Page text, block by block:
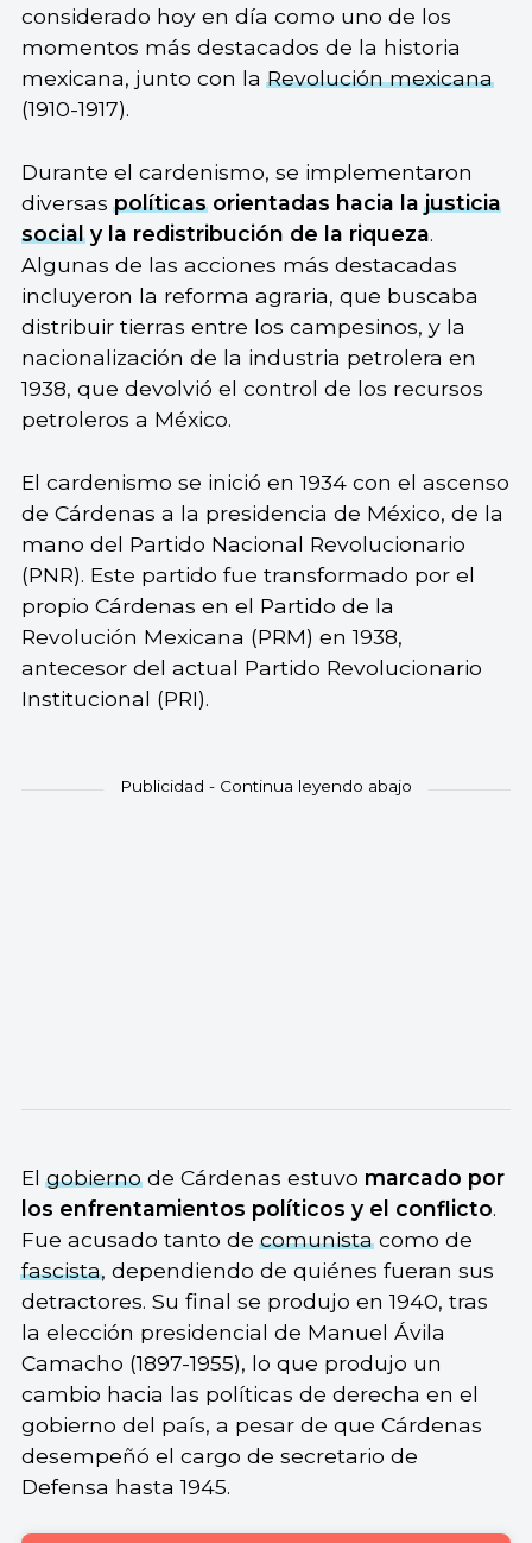
considerado hoy en día como uno de los
momentos más destacados de la historia
mexicana, junto con laRevolución mexicana
(1910-1917).
Durante el cardenismo, se implementaron
diversaspolíticasorientadas hacia lajusticia
socialy la redistribución de la riqueza.
Algunas de las acciones más destacadas
incluyeron la reforma agraria, que buscaba
distribuir tierras entre los campesinos, y la
nacionalización de la industria petrolera en
1938, que devolvió el control de los recursos
petroleros a México.
El cardenismo se inició en 1934 con el ascenso
de Cárdenas a la presidencia de México, de la
mano del Partido Nacional Revolucionario
(PNR). Este partido fue transformado por el
propio Cárdenas en el Partido de la
Revolución Mexicana (PRM) en 1938,
antecesor del actual Partido Revolucionario
Institucional (PRI).
Elgobiernode Cárdenas estuvo marcado por
los enfrentamientos políticos y el conflicto.
Fue acusado tanto decomunistacomo de
fascista, dependiendo de quiénes fueran sus
detractores. Su final se produjo en 1940, tras
la elección presidencial de Manuel Ávila
Camacho (1897-1955), lo que produjo un
cambio hacia las políticas de derecha en el
gobierno del país, a pesar de que Cárdenas
desempeñó el cargo de secretario de
Defensa hasta 1945.